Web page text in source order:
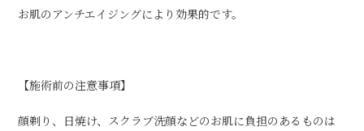
お肌のアンチエイジングにより効果的です。
【施術前の注意事項】
顔剃り、日焼け、スクラブ洗顔などのお肌に負担のあるものは